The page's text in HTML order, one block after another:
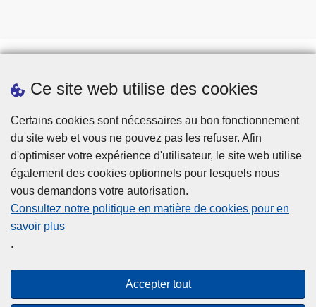
Ce site web utilise des cookies
Certains cookies sont nécessaires au bon fonctionnement
du site web et vous ne pouvez pas les refuser. Afin
d'optimiser votre expérience d'utilisateur, le site web utilise
également des cookies optionnels pour lesquels nous
vous demandons votre autorisation.
Consultez notre politique en matière de cookies pour en
savoir plus
.
Accepter tout
Téléchargements
Presse
Accessibilité